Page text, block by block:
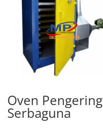
Oven Pengering
Serbaguna